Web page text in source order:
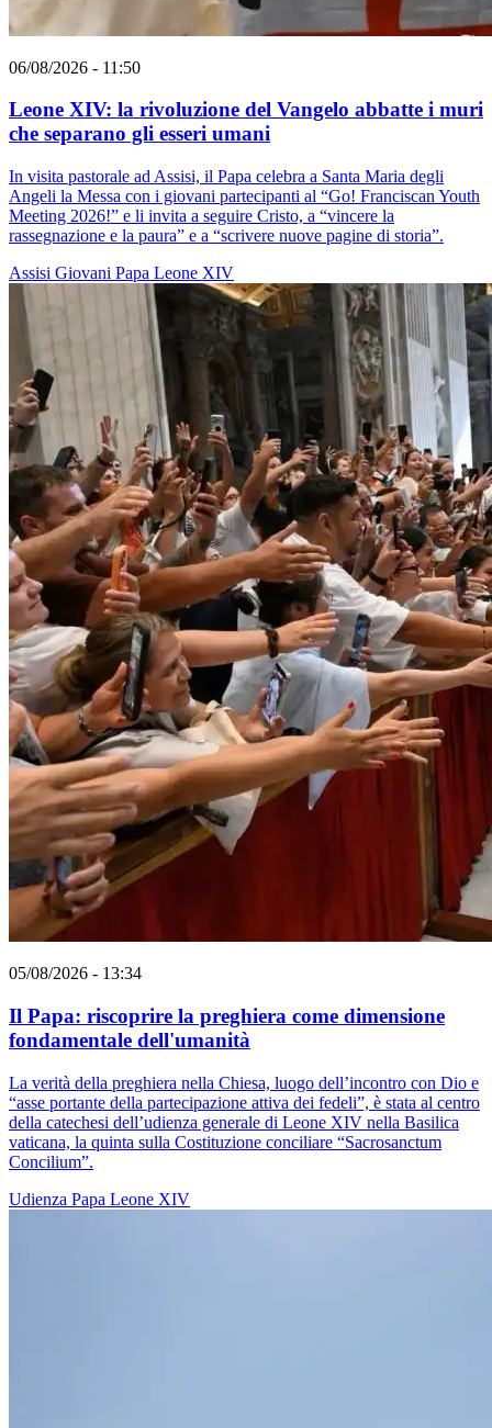
06/08/2026 - 11:50
Leone XIV: la rivoluzione del Vangelo abbatte i muri
che separano gli esseri umani
In visita pastorale ad Assisi, il Papa celebra a Santa Maria degli
Angeli la Messa con i giovani partecipanti al “Go! Franciscan Youth
Meeting 2026!” e li invita a seguire Cristo, a “vincere la
rassegnazione e la paura” e a “scrivere nuove pagine di storia”.
Assisi Giovani Papa Leone XIV
05/08/2026 - 13:34
Il Papa: riscoprire la preghiera come dimensione
fondamentale dell'umanità
La verità della preghiera nella Chiesa, luogo dell’incontro con Dio e
“asse portante della partecipazione attiva dei fedeli”, è stata al centro
della catechesi dell’udienza generale di Leone XIV nella Basilica
vaticana, la quinta sulla Costituzione conciliare “Sacrosanctum
Concilium”.
Udienza Papa Leone XIV